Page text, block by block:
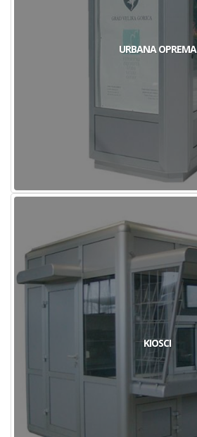
URBANA OPREMA
KIOSCI